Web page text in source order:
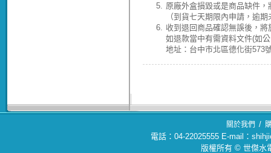
5. 原廠外盒損毀或是商品缺件
（到貨七天期限內申請，逾
6. 收到退回商品確認無誤後，
如退款當中有需資料文件(如
地址：台中市北區德化街573
關於我們 /
電話：04-22025555 E-mail：
版權所有 © 世傑水